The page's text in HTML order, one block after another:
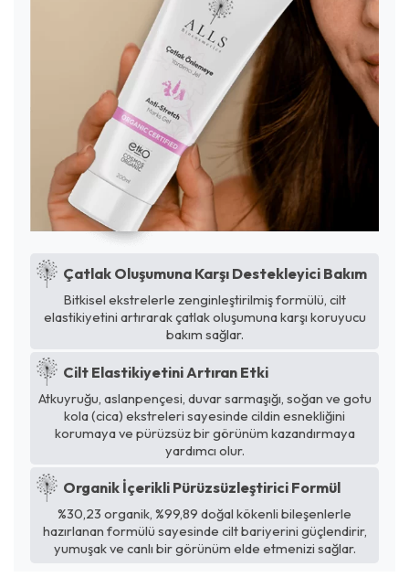
Çatlak Oluşumuna Karşı Destekleyici Bakım
Bitkisel ekstrelerle zenginleştirilmiş formülü, cilt
elastikiyetini artırarak çatlak oluşumuna karşı koruyucu
bakım sağlar.
Cilt Elastikiyetini Artıran Etki
Atkuyruğu, aslanpençesi, duvar sarmaşığı, soğan ve gotu
kola (cica) ekstreleri sayesinde cildin esnekliğini
korumaya ve pürüzsüz bir görünüm kazandırmaya
yardımcı olur.
Organik İçerikli Pürüzsüzleştirici Formül
%30,23 organik, %99,89 doğal kökenli bileşenlerle
hazırlanan formülü sayesinde cilt bariyerini güçlendirir,
yumuşak ve canlı bir görünüm elde etmenizi sağlar.